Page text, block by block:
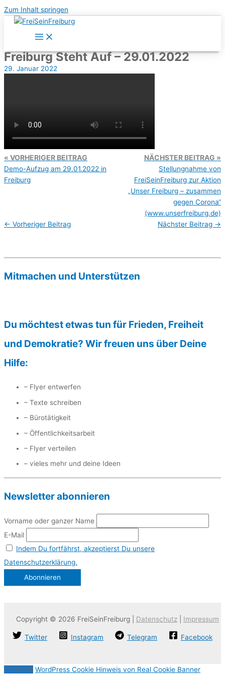
Zum Inhalt springen
Freiburg Steht Auf – 29.01.2022
29. Januar 2022
VORHERIGER BEITRAG
Demo-Aufzug am 29.01.2022 in
Freiburg
NÄCHSTER BEITRAG
Stellungnahme von
FreiSeinFreiburg zur Aktion
„Unser Freiburg – zusammen
gegen Corona“
(www.unserfreiburg.de)
← Vorheriger Beitrag Nächster Beitrag →
Mitmachen und Unterstützen
Du möchtest etwas tun für Frieden, Freiheit
und Demokratie? Wir freuen uns über Deine
Hilfe:
– Flyer entwerfen
– Texte schreiben
– Bürotätigkeit
– Öffentlichkeitsarbeit
– Flyer verteilen
– vieles mehr und deine Ideen
Newsletter abonnieren
Vorname oder ganzer Name
E-Mail
Indem Du fortfährst, akzeptierst Du unsere
Datenschutzerklärung.
Copyright © 2026 FreiSeinFreiburg | Datenschutz Impressum
Twitter Instagram Telegram Facebook
Scroll Up WordPress Cookie Hinweis von Real Cookie Banner